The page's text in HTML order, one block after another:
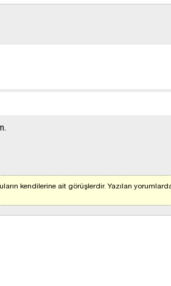
kendilerine ait görüşlerdir. Yazılan